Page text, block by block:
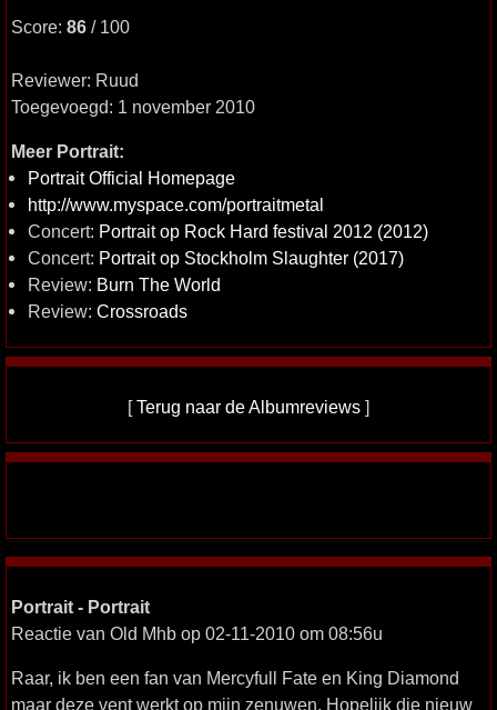
Score: 86 / 100
Reviewer: Ruud
Toegevoegd: 1 november 2010
Meer Portrait:
Portrait Official Homepage
http://www.myspace.com/portraitmetal
Concert: Portrait op Rock Hard festival 2012 (2012)
Concert: Portrait op Stockholm Slaughter (2017)
Review: Burn The World
Review: Crossroads
[Terug naar de Albumreviews ]
Portrait - Portrait
Reactie van Old Mhb op 02-11-2010 om 08:56u
Raar, ik ben een fan van Mercyfull Fate en King Diamond
maar deze vent werkt op mijn zenuwen. Hopelijk die nieuw